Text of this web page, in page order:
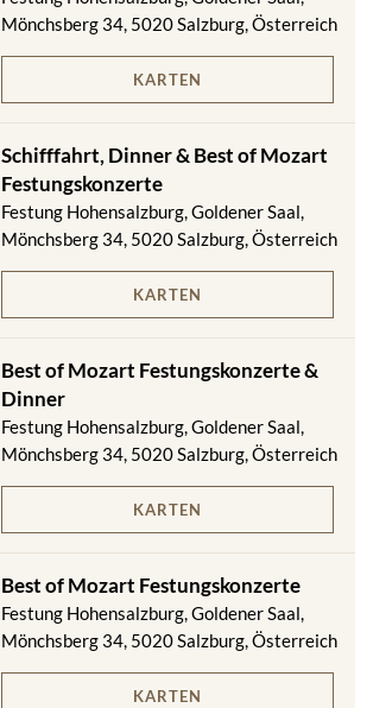
Mönchsberg 34, 5020 Salzburg, Österreich
KARTEN
Schifffahrt, Dinner & Best of Mozart
Festungskonzerte
Festung Hohensalzburg, Goldener Saal,
Mönchsberg 34, 5020 Salzburg, Österreich
KARTEN
Best of Mozart Festungskonzerte &
Dinner
Festung Hohensalzburg, Goldener Saal,
Mönchsberg 34, 5020 Salzburg, Österreich
KARTEN
Best of Mozart Festungskonzerte
Festung Hohensalzburg, Goldener Saal,
Mönchsberg 34, 5020 Salzburg, Österreich
KARTEN